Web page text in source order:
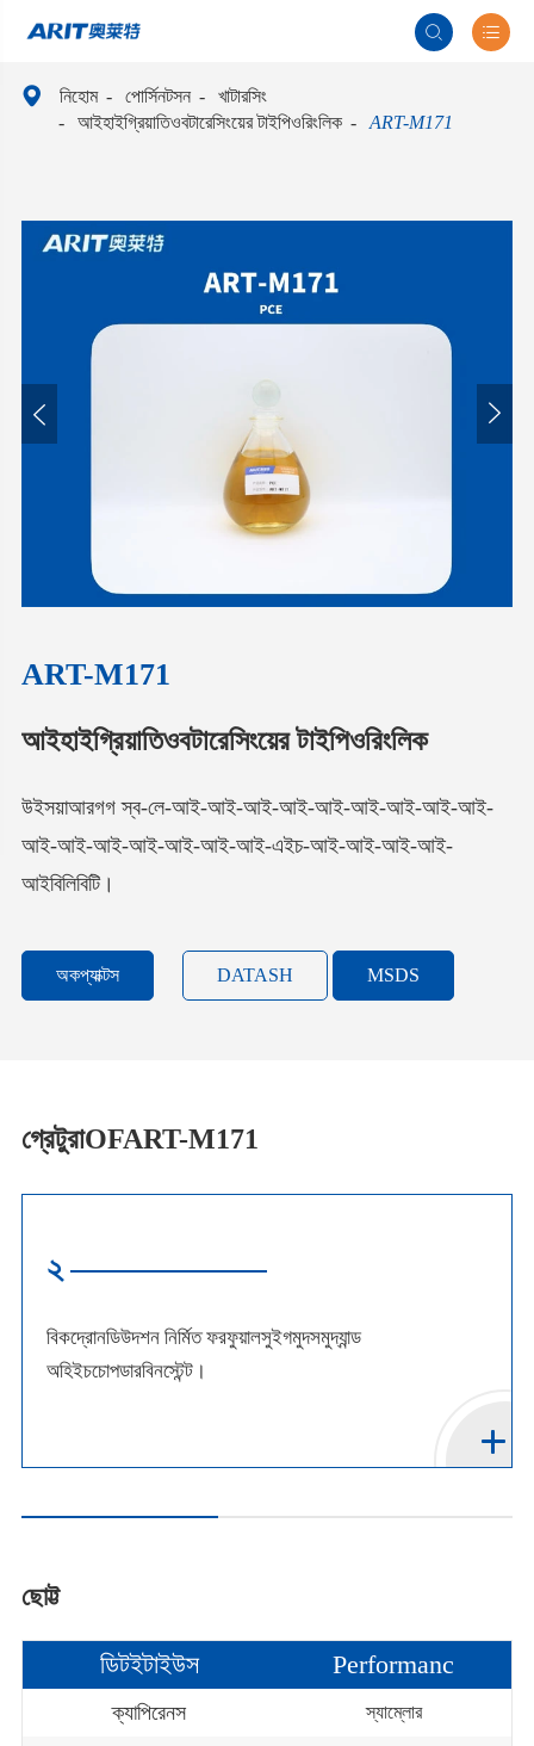
 
 নিহোম পোর্সিনটসন
খাটারসিং
আইহাইগ্রিয়াতিওবটারেসিংয়ের টাইপিওরিংলিক
ART-M171
 
ART-M171
আইহাইগ্রিয়াতিওবটারেসিংয়ের টাইপিওরিংলিক
উইসয়াআরগগ স্ব-লে-আই-আই-আই-আই-আই-আই-আই-আই-আই-
আই-আই-আই-আই-আই-আই-আই-এইচ-আই-আই-আই-আই-
আইবিলিবিটি।
অকপ্যাক্টস DATASH MSDS
গ্রেটুরাOFART-M171
২
বিকদ্রোনডিউদশন নির্মিত ফরফুয়ালসুইগমুদসমুদ্যান্ড
অহিইচচোপডারবিনস্টেন্ট।
ছোট্ট
ডিটইটাইউস Performanc
ক্যাপিরেনস স্যাম্লোর